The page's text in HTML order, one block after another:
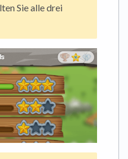
Sie alle drei